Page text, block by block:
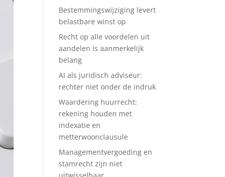
Bestemmingswijziging levert
belastbare winst op
Recht op alle voordelen uit
aandelen is aanmerkelijk
belang
AI als juridisch adviseur:
rechter niet onder de indruk
Waardering huurrecht:
rekening houden met
indexatie en
metterwoonclausule
Managementvergoeding en
stamrecht zijn niet